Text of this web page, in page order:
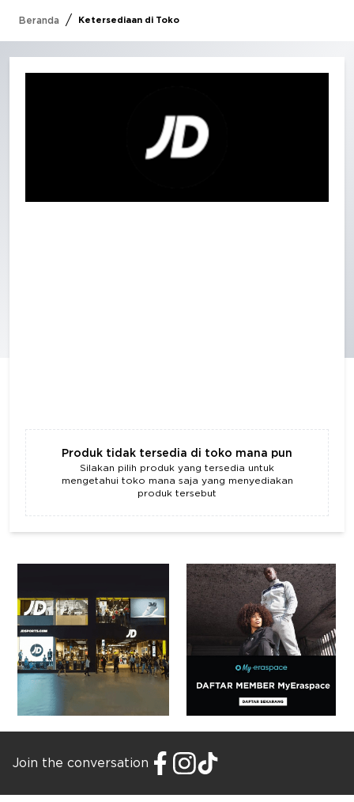
Beranda / Ketersediaan di Toko
Produk tidak tersedia di toko mana pun
Silakan pilih produk yang tersedia untuk
mengetahui toko mana saja yang menyediakan
produk tersebut
Join the conversation